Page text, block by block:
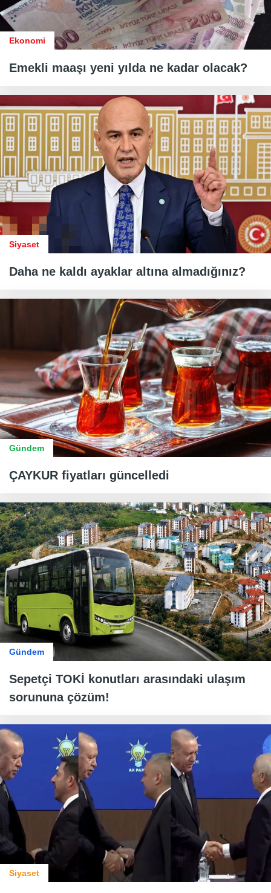
Ekonomi
Emekli maaşı yeni yılda ne kadar olacak?
Siyaset
Daha ne kaldı ayaklar altına almadığınız?
Gündem
ÇAYKUR fiyatları güncelledi
Gündem
Sepetçi TOKİ konutları arasındaki ulaşım
sorununa çözüm!
Siyaset